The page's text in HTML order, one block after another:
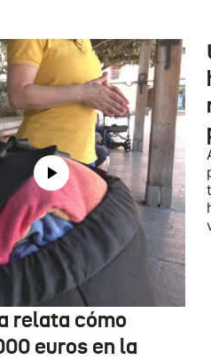
relata cómo
euros en la